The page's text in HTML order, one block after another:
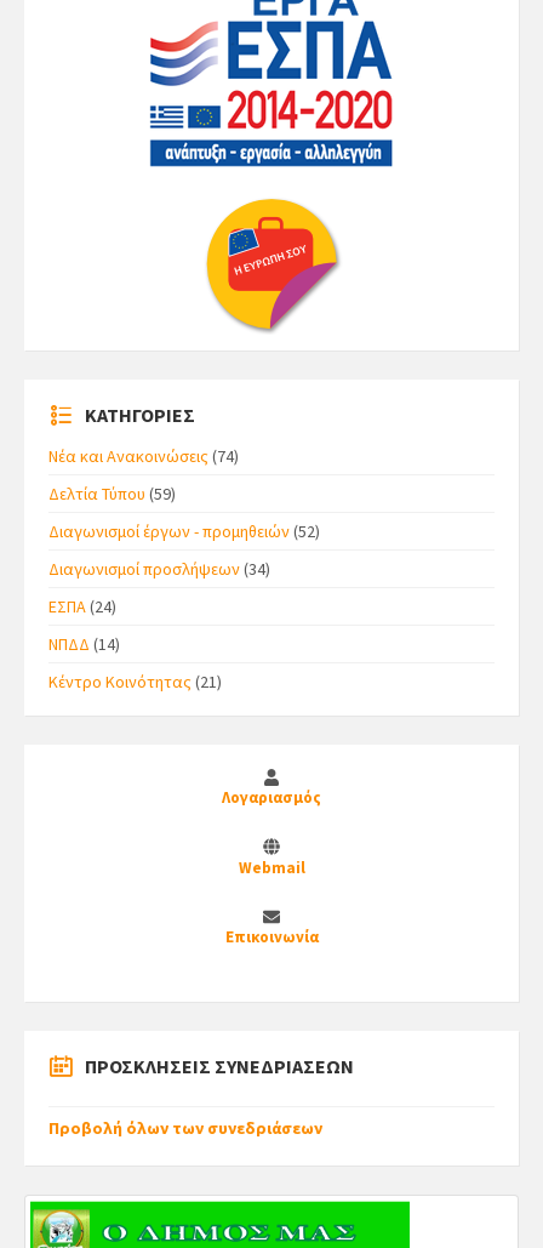
ΚΑΤΗΓΟΡΙΕΣ
Νέα και Ανακοινώσεις(74)
Δελτία Τύπου (59)
Διαγωνισμοί έργων - προμηθειών(52)
Διαγωνισμοί προσλήψεων(34)
ΕΣΠΑ(24)
ΝΠΔΔ (14)
Κέντρο Κοινότητας(21)
Λογαριασμός
Webmail
Επικοινωνία
ΠΡΟΣΚΛΗΣΕΙΣ ΣΥΝΕΔΡΙΑΣΕΩΝ
Προβολή όλων των συνεδριάσεων